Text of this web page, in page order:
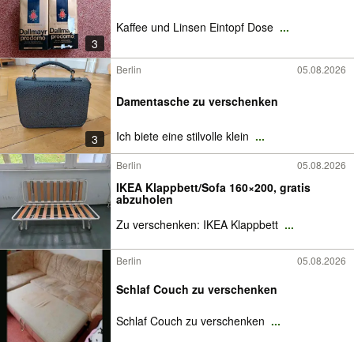
3
Kaffee und Linsen Eintopf Dose ...
3
Berlin 05.08.2026
Damentasche zu verschenken
Ich biete eine stilvolle klein ...
Berlin 05.08.2026
IKEA Klappbett/Sofa 160×200, gratis
abzuholen
Zu verschenken: IKEA Klappbett ...
Berlin 05.08.2026
Schlaf Couch zu verschenken
Schlaf Couch zu verschenken ...